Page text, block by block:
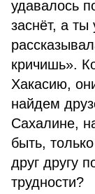
удавалось
заснёт, а
кричишь».
Хакасию,
найдем
Сахалине,
быть,
друг другу
трудности?